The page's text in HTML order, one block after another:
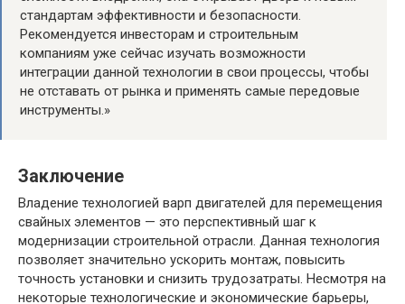
стандартам эффективности и безопасности.
Рекомендуется инвесторам и строительным
компаниям уже сейчас изучать возможности
интеграции данной технологии в свои процессы, чтобы
не отставать от рынка и применять самые передовые
инструменты.»
Заключение
Владение технологией варп двигателей для перемещения
свайных элементов — это перспективный шаг к
модернизации строительной отрасли. Данная технология
позволяет значительно ускорить монтаж, повысить
точность установки и снизить трудозатраты. Несмотря на
некоторые технологические и экономические барьеры,